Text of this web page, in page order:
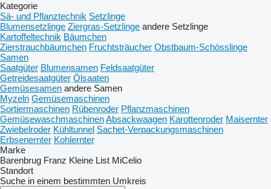
Kategorie
Sä- und Pflanztechnik Setzlinge
Blumensetzlinge Ziergras-Setzlinge andere Setzlinge
Kartoffeltechnik Bäumchen
Zierstrauchbäumchen Fruchtsträucher Obstbaum-Schösslinge
Samen
Saatgüter Blumensamen Feldsaatgüter
Getreidesaatgüter Ölsaaten
Gemüsesamen andere Samen
Myzeln Gemüsemaschinen
Sortiermaschinen Rübenroder Pflanzmaschinen
GemüsewaschmaschinenAbsackwaagen Karottenroder Maisernter
Zwiebelroder Kühltunnel Sachet-Verpackungsmaschinen
Erbsenernter Kohlernter
Marke
Barenbrug Franz Kleine List MiCelio
Standort
Suche in einem bestimmten Umkreis